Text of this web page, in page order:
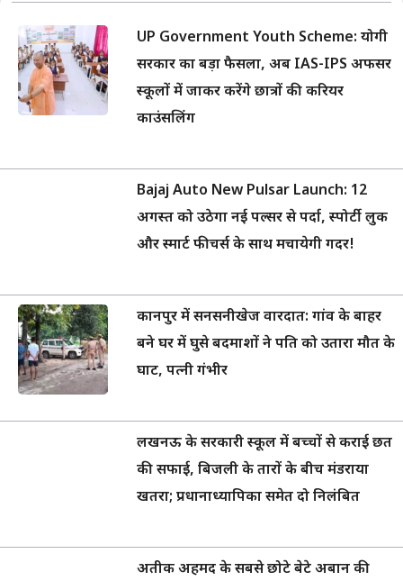
UP Government Youth Scheme: योगी
सरकार का बड़ा फैसला, अब IAS-IPS अफसर
स्कूलों में जाकर करेंगे छात्रों की करियर
काउंसलिंग
Bajaj Auto New Pulsar Launch: 12
अगस्त को उठेगा नई पल्सर से पर्दा, स्पोर्टी लुक
और स्मार्ट फीचर्स के साथ मचायेगी गदर!
कानपुर में सनसनीखेज वारदात: गांव के बाहर
बने घर में घुसे बदमाशों ने पति को उतारा मौत के
घाट, पत्नी गंभीर
लखनऊ के सरकारी स्कूल में बच्चों से कराई छत
की सफाई, बिजली के तारों के बीच मंडराया
खतरा; प्रधानाध्यापिका समेत दो निलंबित
अतीक अहमद के सबसे छोटे बेटे अबान की